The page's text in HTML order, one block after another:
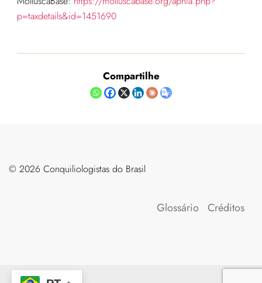
p=taxdetails&id=1451690
Compartilhe
©️ 2026 Conquiliologistas do Brasil
Glossário Créditos